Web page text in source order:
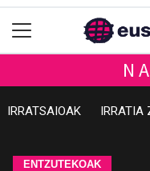
IRRATSAIOAK IRRATIA
ENTZUTEKOAK